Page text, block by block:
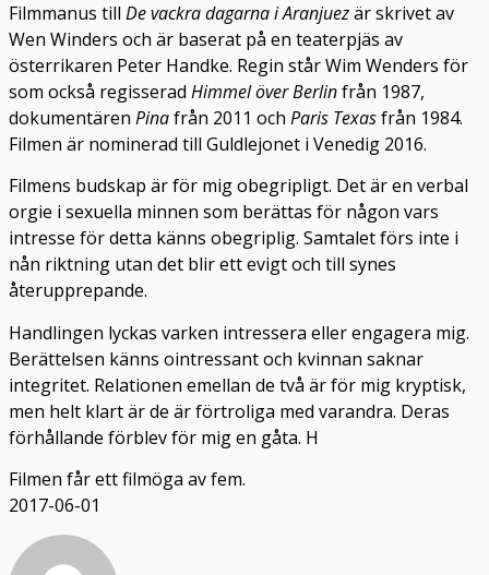
Filmmanus till De vackra dagarna i Aranjuezär skrivet av
Wen Winders och är baserat på en teaterpjäs av
österrikaren Peter Handke. Regin står Wim Wenders för
som också regisserad Himmel över Berlinfrån 1987,
dokumentären Pinafrån 2011 och Paris Texasfrån 1984.
Filmen är nominerad till Guldlejonet i Venedig 2016.
Filmens budskap är för mig obegripligt. Det är en verbal
orgie i sexuella minnen som berättas för någon vars
intresse för detta känns obegriplig. Samtalet förs inte i
nån riktning utan det blir ett evigt och till synes
återupprepande.
Handlingen lyckas varken intressera eller engagera mig.
Berättelsen känns ointressant och kvinnan saknar
integritet. Relationen emellan de två är för mig kryptisk,
men helt klart är de är förtroliga med varandra. Deras
förhållande förblev för mig en gåta. H
Filmen får ett filmöga av fem.
2017-06-01